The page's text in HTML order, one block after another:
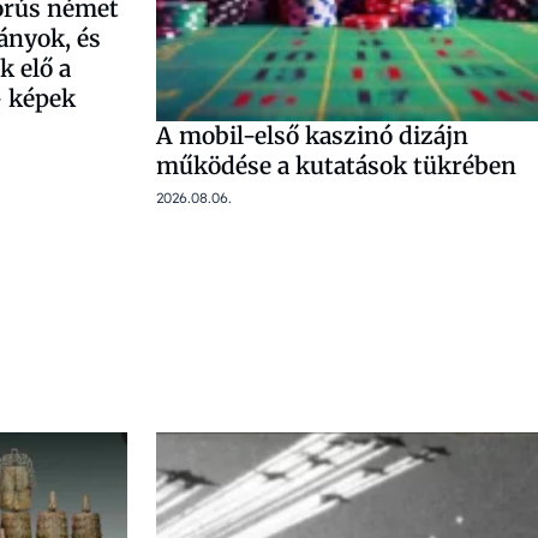
német
és
elő a
képek
A mobil-első kaszinó dizájn
működése a kutatások tükrében
2026.08.06.